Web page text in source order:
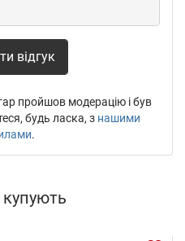
відгук
пройшов модерацію і був
будь ласка, з нашими
.